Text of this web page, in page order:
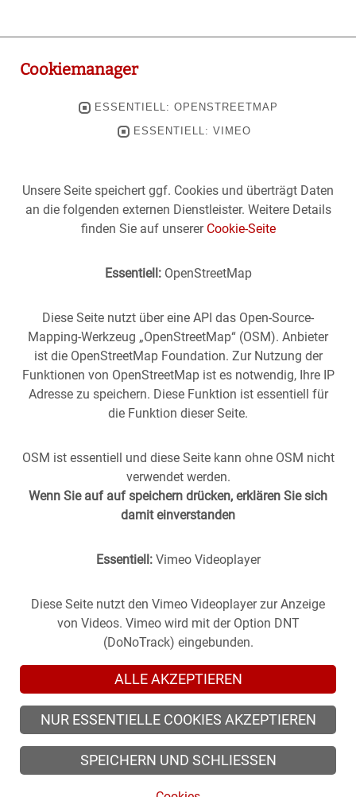
Stuttgart aus derVergangenheitin dieGegenwart
Historische Fotos aus Stuttgart im direkten Vergleich mit
zeitgenössischen Bildern.
© 2026 zeitsprung-stuttgart.de, alle Rechte vorbehalten
© 2026 Alle Rechte der Fotografen vorbehalten.
Cookiemanager
ESSENTIELL: OPENSTREETMAP
ESSENTIELL: VIMEO
Unsere Seite speichert ggf. Cookies und überträgt Daten
an die folgenden externen Dienstleister. Weitere Details
finden Sie auf unserer Cookie-Seite
Essentiell:OpenStreetMap
Diese Seite nutzt über eine API das Open-Source-
Mapping-Werkzeug „OpenStreetMap“ (OSM). Anbieter
ist die OpenStreetMap Foundation. Zur Nutzung der
Funktionen von OpenStreetMap ist es notwendig, Ihre IP
Adresse zu speichern. Diese Funktion ist essentiell für
die Funktion dieser Seite.
OSM ist essentiell und diese Seite kann ohne OSM nicht
verwendet werden.
Wenn Sie auf auf speichern drücken, erklären Sie sich
damit einverstanden
Essentiell:Vimeo Videoplayer
Diese Seite nutzt den Vimeo Videoplayer zur Anzeige
von Videos. Vimeo wird mit der Option DNT
(DoNoTrack) eingebunden.
ALLE AKZEPTIEREN
NUR ESSENTIELLE COOKIES AKZEPTIEREN
SPEICHERN UND SCHLIESSEN